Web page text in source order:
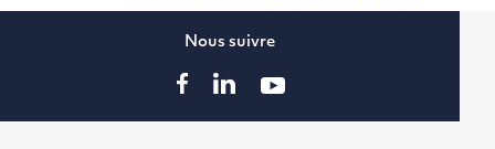
Nous suivre